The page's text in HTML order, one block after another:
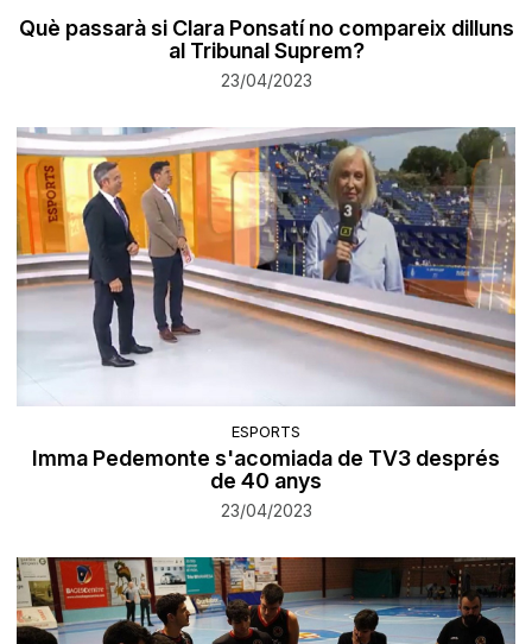
Què passarà si Clara Ponsatí no compareix dilluns
al Tribunal Suprem?
23/04/2023
ESPORTS
Imma Pedemonte s'acomiada de TV3 després
de 40 anys
23/04/2023